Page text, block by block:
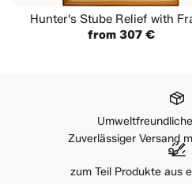
Hunter's Stube Relief with
from 307 €
Zuverlässiger Versand
zum Teil Produkte aus